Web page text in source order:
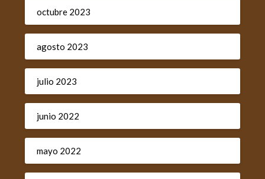
octubre 2023
agosto 2023
julio 2023
junio 2022
mayo 2022